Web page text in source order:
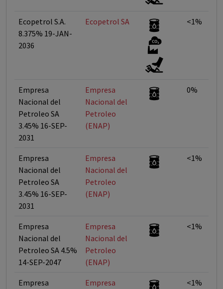
Ecopetrol S.A.
8.375% 19-JAN-
2036
Ecopetrol SA <1%
Empresa
Nacional del
Petroleo SA
3.45% 16-SEP-
2031
Empresa
Nacional del
Petroleo
(ENAP)
0%
Empresa
Nacional del
Petroleo SA
3.45% 16-SEP-
2031
Empresa
Nacional del
Petroleo
(ENAP)
<1%
Empresa
Nacional del
Petroleo SA 4.5%
14-SEP-2047
Empresa
Nacional del
Petroleo
(ENAP)
<1%
Empresa
Empresa
<1%